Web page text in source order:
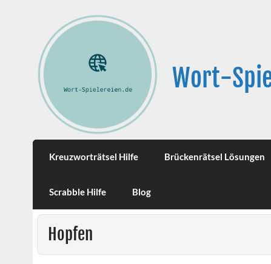
Wort-
Kreuzworträtsel Hilfe Brückenrätsel Lösungen
Scrabble Hilfe Blog
Hopfen